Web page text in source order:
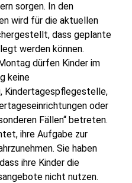
sorgen. In den
wird für die aktuellen
dass geplante
werden können.
dürfen Kinder im
keine
Kindertagespflegestelle,
oder
Fällen“ betreten.
ihre Aufgabe zur
Sie haben
ihre Kinder die
nicht nutzen.